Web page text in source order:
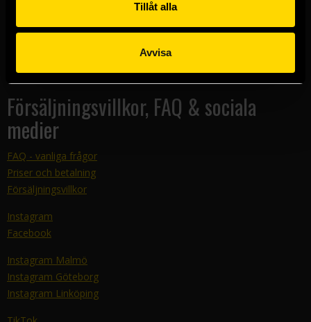
Tillåt alla
Avvisa
E-mail:support@sfbok.se
Telefontider: 12-14 måndag-torsdag
Stängt helger
Försäljningsvillkor, FAQ & sociala
medier
FAQ - vanliga frågor
Priser och betalning
Försäljningsvillkor
Instagram
Facebook
Instagram Malmö
Instagram Göteborg
Instagram Linköping